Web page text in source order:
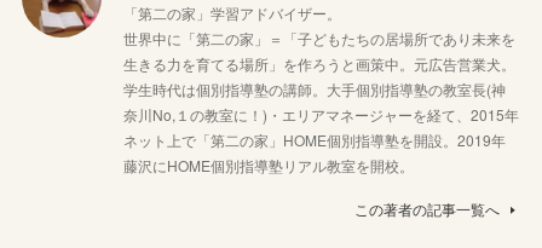
「第二の家」学習アドバイザー。
世界中に「第二の家」＝「子どもたちの居場所であり未来を
生きる力を育てる場所」を作ろうと画策中。元広告営業犬。
学生時代は個別指導塾の講師。大手個別指導塾の教室長(神
奈川No,１の教室に！)・エリアマネージャーを経て、2015年
ネット上で「第二の家」HOME個別指導塾を開設。2019年
藤沢にHOME個別指導塾リアル教室を開校。
この著者の記事一覧へ